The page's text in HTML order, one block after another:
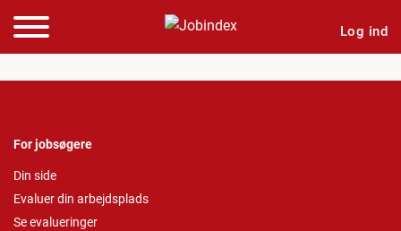
Log ind
For jobsøgere
Din side
Evaluer din arbejdsplads
Se evalueringer